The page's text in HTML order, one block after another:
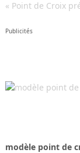
« Point de Croix
Publicités
modèle point de